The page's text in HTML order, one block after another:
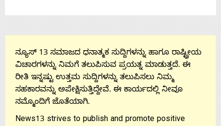
Home
About
Us
Advertise
ನ್ಯೂಸ್ 13 ಸಮಾಜದ ಧನಾತ್ಮಕ ಸುದ್ದಿಗಳನ್ನು ಹಾಗೂ ರಾಷ್ಟ್ರೀಯ
ವಿಚಾರಗಳನ್ನು ನಿಮಗೆ ತಲುಪಿಸುವ ಪ್ರಯತ್ನ ಮಾಡುತ್ತದೆ. ಈ
ರೀತಿ ಇನ್ನಷ್ಟು ಉತ್ತಮ ಸುದ್ದಿಗಳನ್ನು ತಲುಪಿಸಲು ನಿಮ್ಮ
ಸಹಕಾರವನ್ನು ಅಪೇಕ್ಷಿಸುತ್ತಿದ್ದೇವೆ. ಈ ಕಾರ್ಯದಲ್ಲಿ ನೀವೂ
ನಮ್ಮೊಂದಿಗೆ ಜೊತೆಯಾಗಿ.
News13 strives to publish and promote positive